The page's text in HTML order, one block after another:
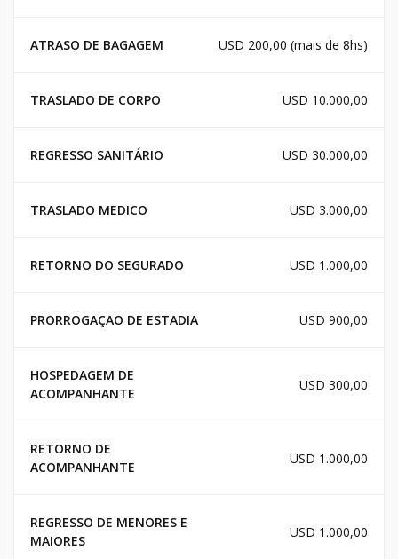
ATRASO DE BAGAGEM USD 200,00 (mais de 8hs)
TRASLADO DE CORPO USD 10.000,00
REGRESSO SANITÁRIO USD 30.000,00
TRASLADO MEDICO USD 3.000,00
RETORNO DO SEGURADO USD 1.000,00
PRORROGAÇAO DE ESTADIA USD 900,00
HOSPEDAGEM DE
ACOMPANHANTE
USD 300,00
RETORNO DE
ACOMPANHANTE
USD 1.000,00
REGRESSO DE MENORES E
MAIORES
USD 1.000,00